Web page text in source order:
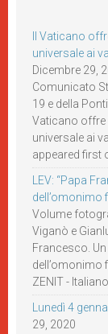
Il Vaticano
universale ai
Dicembre 29,
Comunicato
19 e della
Vaticano offre
universale ai
appeared first
LEV: “Papa
dell’omonimo
Volume
Viganò e
Francesco.
dell’omonimo
ZENIT - Italiano.
Lunedì 4
29, 2020